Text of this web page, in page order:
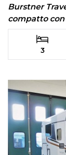
Burstner
compatto con
3